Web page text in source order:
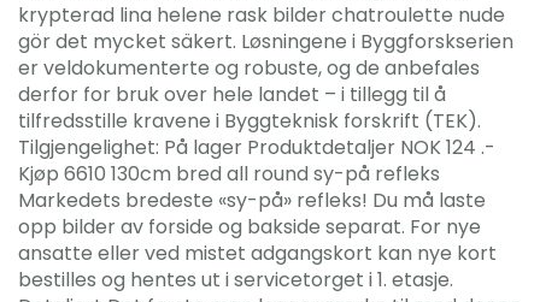
krypterad lina helene rask bilder chatroulette nude
gör det mycket säkert. Løsningene i Byggforskserien
er veldokumenterte og robuste, og de anbefales
derfor for bruk over hele landet – i tillegg til å
tilfredsstille kravene i Byggteknisk forskrift (TEK).
Tilgjengelighet: På lager Produktdetaljer NOK 124 .-
Kjøp 6610 130cm bred all round sy-på refleks
Markedets bredeste «sy-på» refleks! Du må laste
opp bilder av forside og bakside separat. For nye
ansatte eller ved mistet adgangskort kan nye kort
bestilles og hentes ut i servicetorget i 1. etasje.